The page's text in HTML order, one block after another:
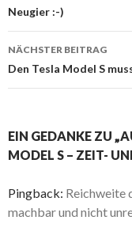
Navigation
Neugier :-)
NÄCHSTER BEITRAG
Den Tesla Model S
EIN GEDANKE ZU
MODEL S – ZEIT-
Pingback: Reichweite
machbar und nicht